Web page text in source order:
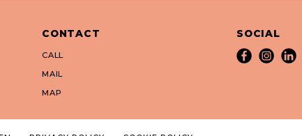
CONTACT
CALL
MAIL
MAP
SOCIAL